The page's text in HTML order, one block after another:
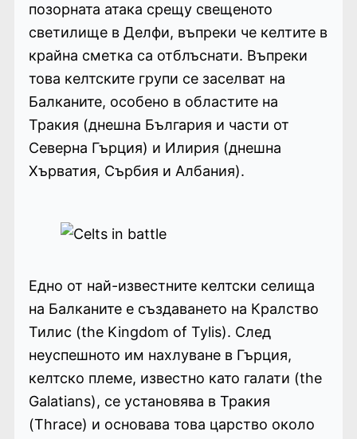
позорната атака срещу свещеното
светилище в Делфи, въпреки че келтите в
крайна сметка са отблъснати. Въпреки
това келтските групи се заселват на
Балканите, особено в областите на
Тракия (днешна България и части от
Северна Гърция) и Илирия (днешна
Хърватия, Сърбия и Албания).
Едно от най-известните келтски селища
на Балканите е създаването на Кралство
Тилис (the Kingdom of Tylis). След
неуспешното им нахлуване в Гърция,
келтско племе, известно като галати (the
Galatians), се установява в Тракия
(Thrace) и основава това царство около